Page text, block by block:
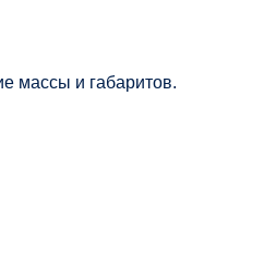
массы и габаритов.